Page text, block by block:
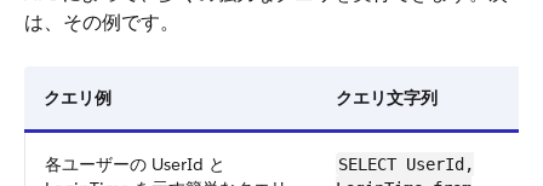
は、その例です。
クエリ例 クエリ文字列
各ユーザーの UserId と
SELECT UserId,